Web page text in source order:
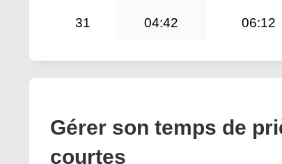
31 04:42 06:12
Gérer son temps de
courtes